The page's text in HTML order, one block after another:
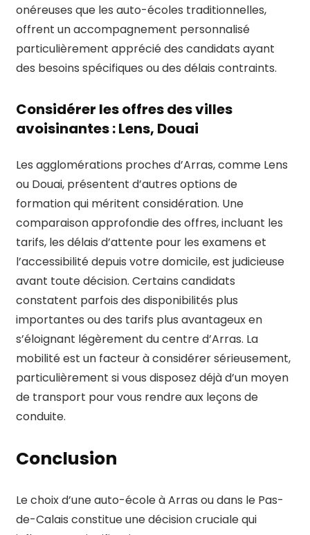
onéreuses que les auto-écoles traditionnelles,
offrent un accompagnement personnalisé
particulièrement apprécié des candidats ayant
des besoins spécifiques ou des délais contraints.
Considérer les offres des villes
avoisinantes : Lens, Douai
Les agglomérations proches d’Arras, comme Lens
ou Douai, présentent d’autres options de
formation qui méritent considération. Une
comparaison approfondie des offres, incluant les
tarifs, les délais d’attente pour les examens et
l’accessibilité depuis votre domicile, est judicieuse
avant toute décision. Certains candidats
constatent parfois des disponibilités plus
importantes ou des tarifs plus avantageux en
s’éloignant légèrement du centre d’Arras. La
mobilité est un facteur à considérer sérieusement,
particulièrement si vous disposez déjà d’un moyen
de transport pour vous rendre aux leçons de
conduite.
Conclusion
Le choix d’une auto-école à Arras ou dans le Pas-
de-Calais constitue une décision cruciale qui